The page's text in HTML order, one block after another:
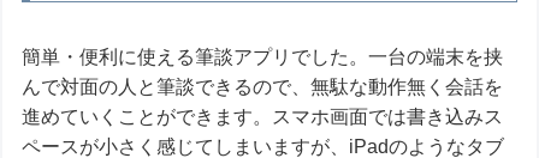
簡単・便利に使える筆談アプリでした。一台の端末を挟
んで対面の人と筆談できるので、無駄な動作無く会話を
進めていくことができます。スマホ画面では書き込みス
ペースが小さく感じてしまいますが、iPadのようなタブ